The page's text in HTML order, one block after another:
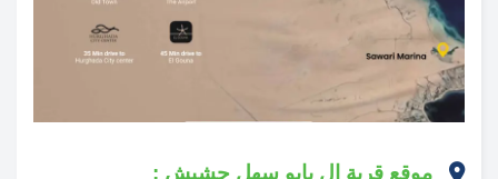
موقع قرية ال بايو سهل حشيش :